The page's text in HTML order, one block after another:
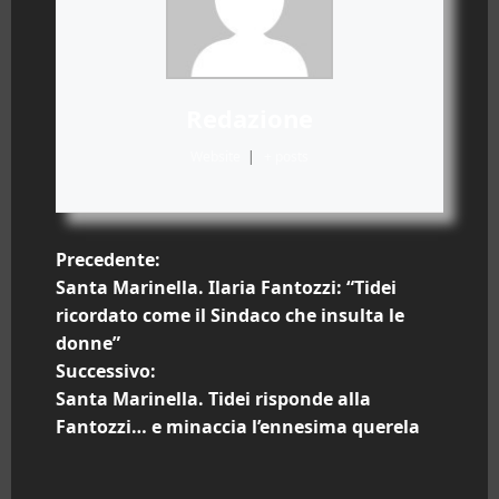
|
N
a
v
i
Precedente:
Santa Marinella. Ilaria Fantozzi: “Tidei
ricordato come il Sindaco che insulta le
donne”
Successivo:
Santa Marinella. Tidei risponde alla
Fantozzi… e minaccia l’ennesima querela